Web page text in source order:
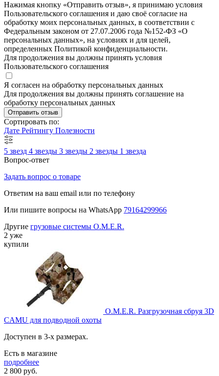
Нажимая кнопку «Отправить отзыв», я принимаю условия
Пользовательского соглашения и даю своё согласие на
обработку моих персональных данных, в соответствии с
Федеральным законом от 27.07.2006 года №152-ФЗ «О
персональных данных», на условиях и для целей,
определенных Политикой конфиденциальности.
Для продолжения вы должны принять условия
Пользовательского соглашения
Я согласен на обработку персональных данных
Для продолжения вы должны принять соглашение на
обработку персональных данных
Отправить отзыв
Сортировать по:
Дате Рейтингу Полезности
5 звезд 4 звезды 3 звезды 2 звезды 1 звезда
Вопрос-ответ
Задать вопрос о товаре
Ответим на ваш email или по телефону
Или пишите вопросы на WhatsApp 79164299966
Другие грузовые системы O.M.E.R.
2 уже
купили
O.M.E.R. Разгрузочная сбруя 3D
CAMU для подводной охоты
Доступен в 3-х размерах.
Есть в магазине
подробнее
2 800 руб.